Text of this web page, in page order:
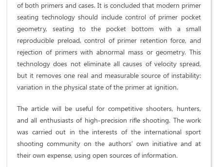
of both primers and cases. It is concluded that modern primer
seating technology should include control of primer pocket
geometry, seating to the pocket bottom with a small
reproducible preload, control of primer retention force, and
rejection of primers with abnormal mass or geometry. This
technology does not eliminate all causes of velocity spread,
but it removes one real and measurable source of instability:
variation in the physical state of the primer at ignition.
The article will be useful for competitive shooters, hunters,
and all enthusiasts of high-precision rifle shooting. The work
was carried out in the interests of the international sport
shooting community on the authors’ own initiative and at
their own expense, using open sources of information.